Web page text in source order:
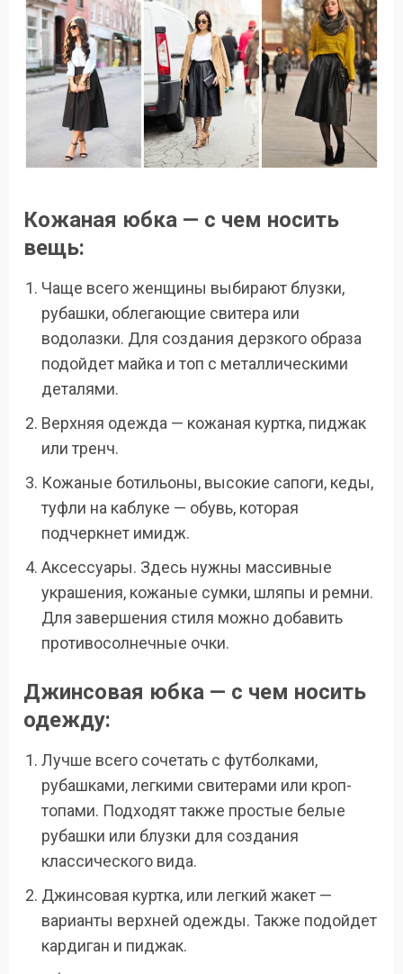
Кожаная юбка — с чем носить
вещь:
Чаще всего женщины выбирают блузки,
рубашки, облегающие свитера или
водолазки. Для создания дерзкого образа
подойдет майка и топ с металлическими
деталями.
Верхняя одежда — кожаная куртка, пиджак
или тренч.
Кожаные ботильоны, высокие сапоги, кеды,
туфли на каблуке — обувь, которая
подчеркнет имидж.
Аксессуары. Здесь нужны массивные
украшения, кожаные сумки, шляпы и ремни.
Для завершения стиля можно добавить
противосолнечные очки.
Джинсовая юбка — с чем носить
одежду:
Лучше всего сочетать с футболками,
рубашками, легкими свитерами или кроп-
топами. Подходят также простые белые
рубашки или блузки для создания
классического вида.
Джинсовая куртка, или легкий жакет —
варианты верхней одежды. Также подойдет
кардиган и пиджак.